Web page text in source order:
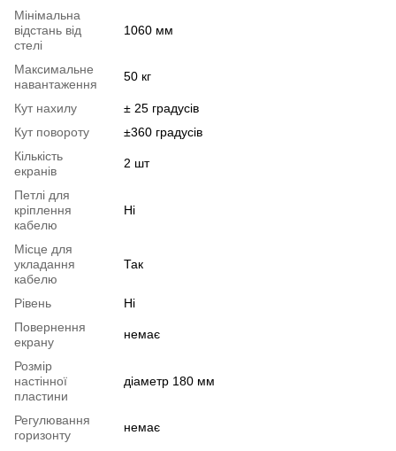
Мінімальна
відстань від
стелі
1060 мм
Максимальне
навантаження
50 кг
Кут нахилу
± 25 градусів
Кут повороту
±360 градусів
Кількість
екранів
2 шт
Петлі для
кріплення
кабелю
Ні
Місце для
укладання
кабелю
Так
Рівень
Ні
Повернення
екрану
немає
Розмір
настінної
пластини
діаметр 180 мм
Регулювання
горизонту
немає